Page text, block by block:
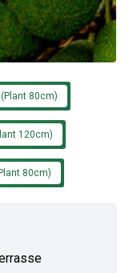
(Plant 80cm)
120cm)
80cm)